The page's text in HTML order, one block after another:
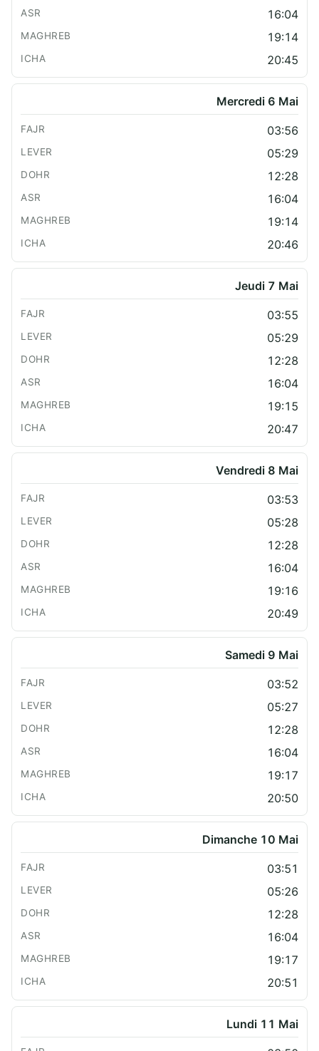
16:04
19:14
20:45
Mercredi 6 Mai
03:56
05:29
12:28
16:04
19:14
20:46
Jeudi 7 Mai
03:55
05:29
12:28
16:04
19:15
20:47
Vendredi 8 Mai
03:53
05:28
12:28
16:04
19:16
20:49
Samedi 9 Mai
03:52
05:27
12:28
16:04
19:17
20:50
Dimanche 10 Mai
03:51
05:26
12:28
16:04
19:17
20:51
Lundi 11 Mai